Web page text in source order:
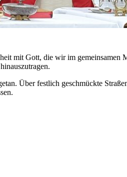
mit Gott, die wir im
Über festlich geschmückte